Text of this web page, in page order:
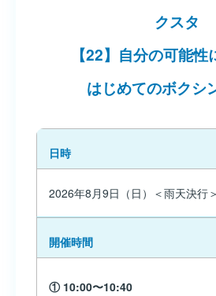
クスタ
【22】自分の可能性
はじめてのボクシ
日時
2026年8月9日（日）＜雨天決行＞
開催時間
① 10:00〜10:40